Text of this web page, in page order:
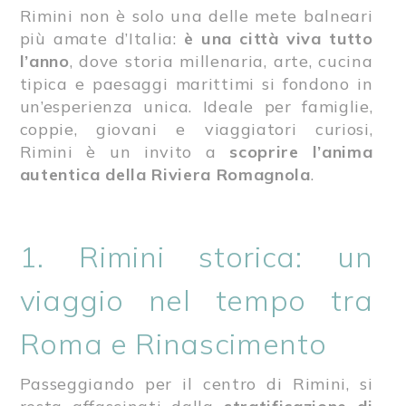
Rimini non è solo una delle mete balneari
più amate d’Italia: è una città viva tutto
l’anno, dove storia millenaria, arte, cucina
tipica e paesaggi marittimi si fondono in
un’esperienza unica. Ideale per famiglie,
coppie, giovani e viaggiatori curiosi,
Rimini è un invito a scoprire l’anima
autentica della Riviera Romagnola.
1. Rimini storica: un
viaggio nel tempo tra
Roma e Rinascimento
Passeggiando per il centro di Rimini, si